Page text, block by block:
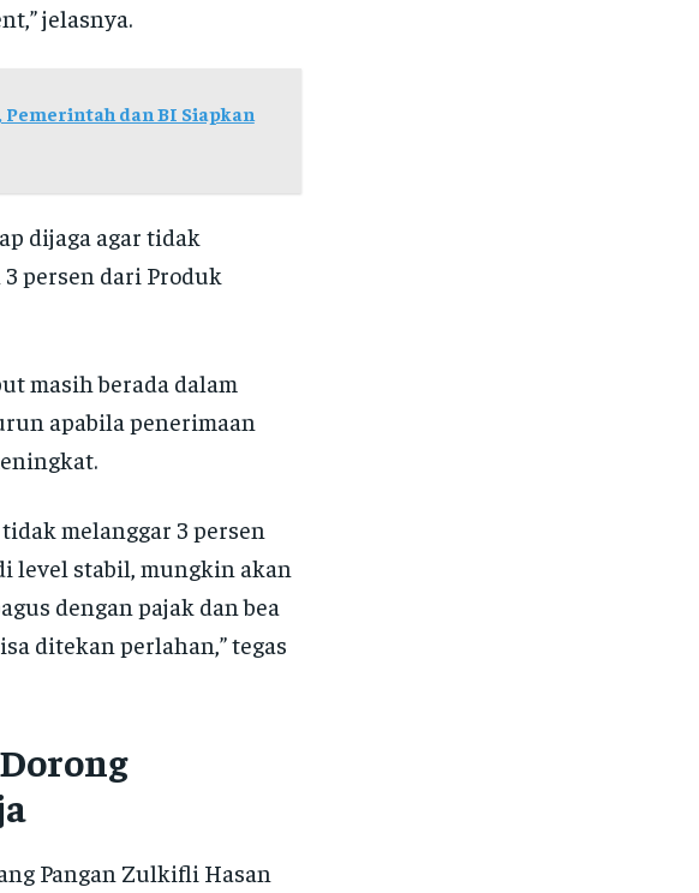
jelasnya.
Pemerintah dan BI Siapkan
dijaga agar tidak
persen dari Produk
masih berada dalam
apabila penerimaan
melanggar 3 persen
level stabil, mungkin akan
dengan pajak dan bea
ditekan perlahan,” tegas
Pangan Zulkifli Hasan